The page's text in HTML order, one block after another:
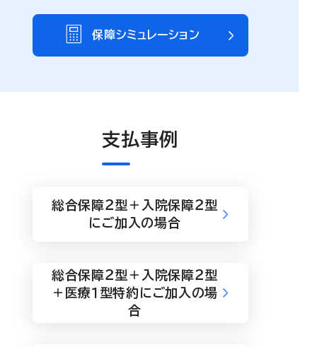
保障シミュレーション
支払事例
総合保障２型＋入院保障２型
にご加入の場合
総合保障２型＋入院保障２型
＋医療１型特約にご加入の場
合